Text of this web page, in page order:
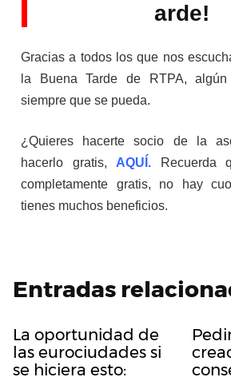
arde!
Gracias a todos los que nos
la Buena Tarde de RTPA,
siempre que se pueda.
¿Quieres hacerte socio de la
hacerlo gratis, AQUÍ.
Recuerda
completamente gratis, no hay
tienes muchos beneficios.
Entradas
La oportunidad de
las eurociudades si
se hiciera esto: